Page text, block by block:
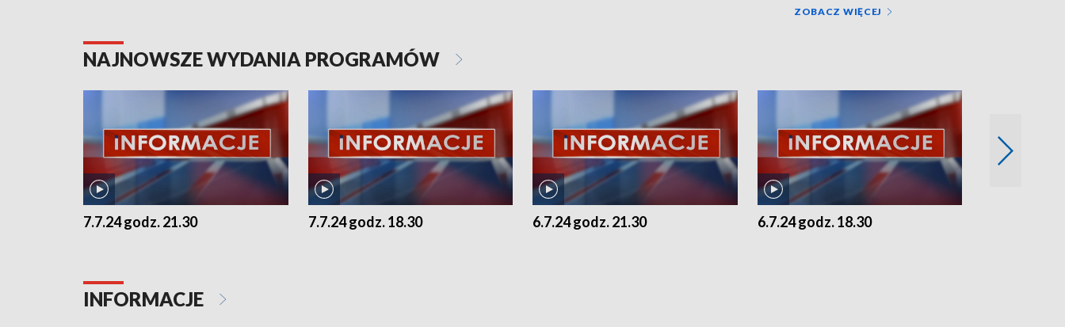
ZOBACZ WIĘCEJ
NAJNOWSZE WYDANIA PROGRAMÓW
7.7.24 godz. 21.30 7.7.24 godz. 18.30 6.7.24 godz. 21.30 6.7.24 godz. 18.30
INFORMACJE